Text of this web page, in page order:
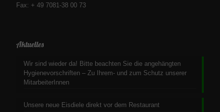
Fax: + 49 7081-38 00 73
Aktuelles
Wir sind wieder da! Bitte beachten Sie die angehängten
Hygienevorschriften – Zu Ihrem- und zum Schutz unserer
MitarbeiterInnen
Unsere neue Eisdiele direkt vor dem Restaurant